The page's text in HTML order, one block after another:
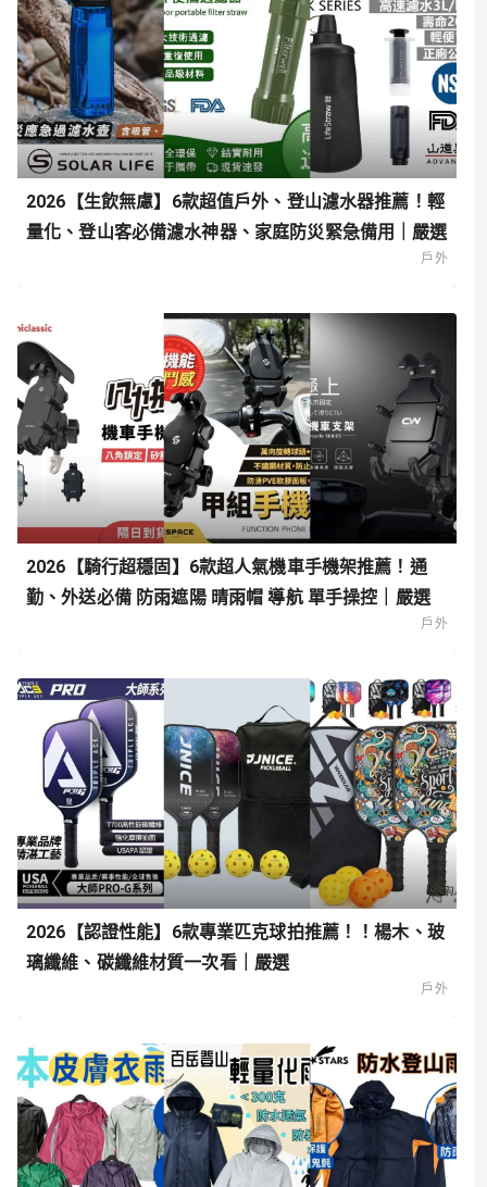
2026【生飲無慮】6款超值戶外、登山濾水器推薦！輕
量化、登山客必備濾水神器、家庭防災緊急備用｜嚴選
戶外
2026【騎行超穩固】6款超人氣機車手機架推薦！通
勤、外送必備 防雨遮陽 晴雨帽 導航 單手操控｜嚴選
戶外
2026【認證性能】6款專業匹克球拍推薦！！楊木、玻
璃纖維、碳纖維材質一次看｜嚴選
戶外